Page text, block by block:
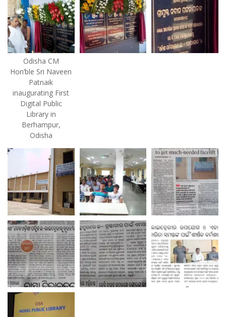
Odisha CM
Hon’ble Sri Naveen
Patnaik
inaugurating First
Digital Public
Library in
Berhampur,
Odisha